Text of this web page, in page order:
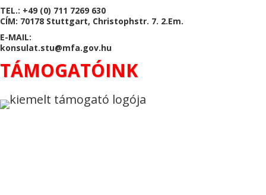
TEL.: +49 (0) 711 7269 630
CÍM: 70178 Stuttgart, Christophstr. 7. 2.Em.
E-MAIL:
konsulat.stu@mfa.gov.hu
TÁMOGATÓINK